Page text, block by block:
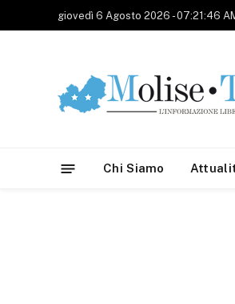
giovedì 6 Agosto 2026 - 07:21:46
Chi Siamo